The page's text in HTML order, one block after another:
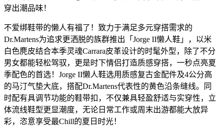
穿出潮品味！
不爱绑鞋带的懒人有福了！致力于满足多元穿搭需求的
Dr.Martens为追求更洒脱的族群推出「Jorge II懒人鞋」，以米
白色麂皮结合本季灵魂Carrara皮革设计的时髦外型，除了不分
男女都能轻松驾驭，更是时下情侣打造质感穿搭，一秒点亮夏
季配色的首选！Jorge II懒人鞋选用质感复古金配件及4公分高
的马汀气垫大底，搭配Dr.Martens代表性的黄色沿条缝线。同
时配有具调节功能的鞋带扣，不仅兼具轻盈舒适与实穿性，立
体流线鞋型更显潮度，无论日常工作或周末出游都能大放异
彩，恣意享受最Chill的夏日时光！